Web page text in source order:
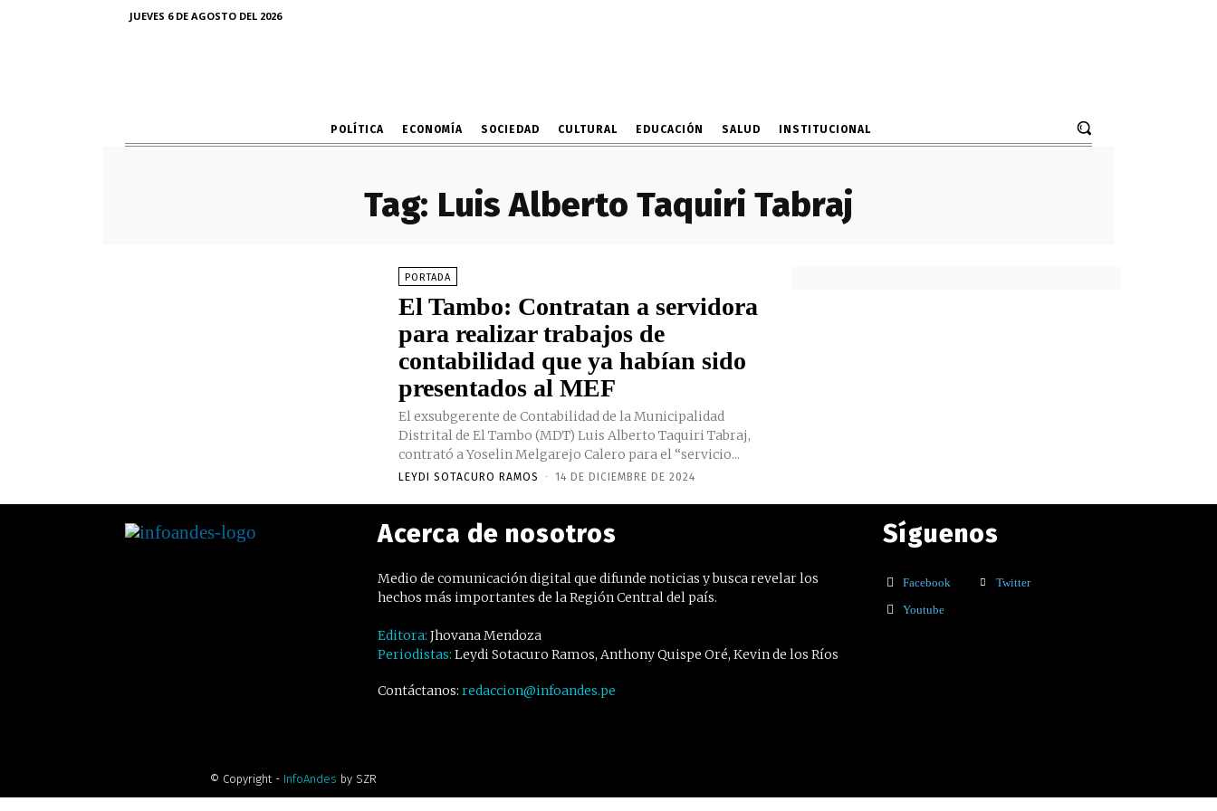
JUEVES 6 DE AGOSTO DEL 2026
POLÍTICA ECONOMÍA SOCIEDAD CULTURAL EDUCACIÓN SALUD INSTITUCIONAL
Tag: Luis Alberto Taquiri Tabraj
PORTADA
El Tambo: Contratan a servidora
para realizar trabajos de
contabilidad que ya habían sido
presentados al MEF
El exsubgerente de Contabilidad de la Municipalidad
Distrital de El Tambo (MDT) Luis Alberto Taquiri Tabraj,
contrató a Yoselin Melgarejo Calero para el “servicio...
LEYDI SOTACURO RAMOS - 14 DE DICIEMBRE DE 2024
Acerca de nosotros
Medio de comunicación digital que difunde noticias y busca revelar los
hechos más importantes de la Región Central del país.
Editora: Jhovana Mendoza
Periodistas: Leydi Sotacuro Ramos, Anthony Quispe Oré, Kevin de los Ríos
Contáctanos: redaccion@infoandes.pe
Síguenos
Facebook
Twitter
Youtube
© Copyright - InfoAndes by SZR